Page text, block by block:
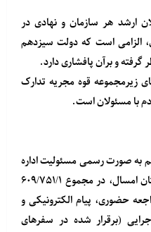
ارشد هر سازمان و نهادی در
الزامی است که دولت سیزدهم
گرفته و برآن پافشاری دارد.
زیرمجموعه قوه مجریه تدارک
با مسئولان است.
دولت سیزدهم به صورت رسمی مسئولیت اداره
کشور را برعهده گرفت، تا نیمه تابستان امسال، در مجموع ۶۰۹/۷۵۱/۱
حضوری، پیام الکترونیکی و
(برقرار شده در سفرهای